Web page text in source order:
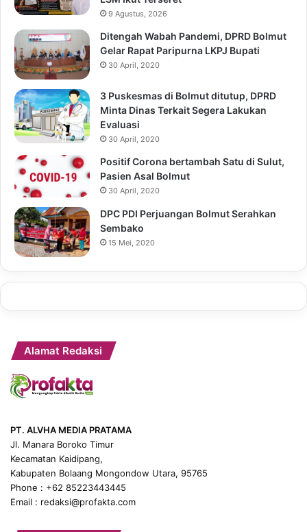
9 Agustus, 2026
Ditengah Wabah Pandemi, DPRD Bolmut
Gelar Rapat Paripurna LKPJ Bupati
30 April, 2020
3 Puskesmas di Bolmut ditutup, DPRD
Minta Dinas Terkait Segera Lakukan
Evaluasi
30 April, 2020
Positif Corona bertambah Satu di Sulut,
Pasien Asal Bolmut
30 April, 2020
DPC PDI Perjuangan Bolmut Serahkan
Sembako
15 Mei, 2020
Alamat Redaksi
PT. ALVHA MEDIA PRATAMA
Jl. Manara Boroko Timur
Kecamatan Kaidipang,
Kabupaten Bolaang Mongondow Utara, 95765
Phone : +62 85223443445
Email : redaksi@profakta.com